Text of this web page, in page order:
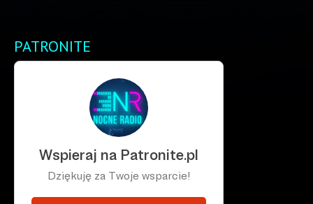
PATRONITE